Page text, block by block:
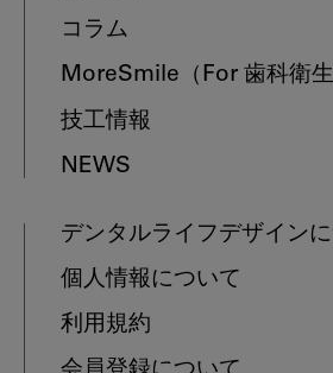
コラム
MoreSmile （For 歯科衛生
技工情報
NEWS
デンタルライフデザイン
個人情報について
利用規約